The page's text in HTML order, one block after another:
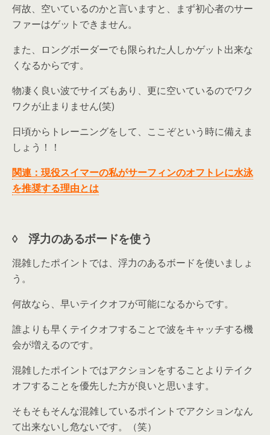
何故、空いているのかと言いますと、まず初心者のサー
ファーはゲットできません。
また、ロングボーダーでも限られた人しかゲット出来な
くなるからです。
物凄く良い波でサイズもあり、更に空いているのでワク
ワクが止まりません(笑)
日頃からトレーニングをして、ここぞという時に備えま
しょう！！
関連：現役スイマーの私がサーフィンのオフトレに水泳
を推奨する理由とは
◊ 浮力のあるボードを使う
混雑したポイントでは、浮力のあるボードを使いましょ
う。
何故なら、早いテイクオフが可能になるからです。
誰よりも早くテイクオフすることで波をキャッチする機
会が増えるのです。
混雑したポイントではアクションをすることよりテイク
オフすることを優先した方が良いと思います。
そもそもそんな混雑しているポイントでアクションなん
て出来ないし危ないです。（笑）